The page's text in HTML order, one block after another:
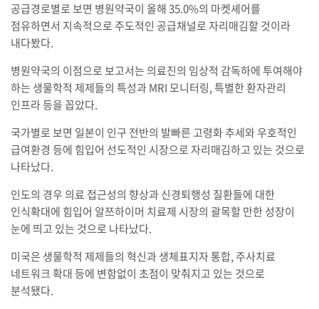
공급경로별로 보면 병원약국이 올해 35.0%의 마켓셰어를
점유하면서 지속적으로 주도적인 공급채널로 자리매김할 것이라
내다봤다.
병원약국의 이점으로 보고서는 의료진의 임상적 감독하에 투여해야
하는 생물학적 제제들의 특성과 MRI 모니터링, 특별한 환자관리
인프라 등을 꼽았다.
국가별로 보면 일본이 인구 전반의 발빠른 고령화 추세와 우호적인
급여환경 등에 힘입어 선도적인 시장으로 자리매김하고 있는 것으로
나타났다.
인도의 경우 의료 접근성의 향상과 신경퇴행성 질환들에 대한
인식확대에 힘입어 알쯔하이머 치료제 시장의 괄목할 만한 성장이
눈에 띄고 있는 것으로 나타났다.
미국은 생물학적 제제들의 혁신과 생체표지자 통합, 주사치료
네트워크 확대 등에 변함없이 초점이 맞춰지고 있는 것으로
분석됐다.